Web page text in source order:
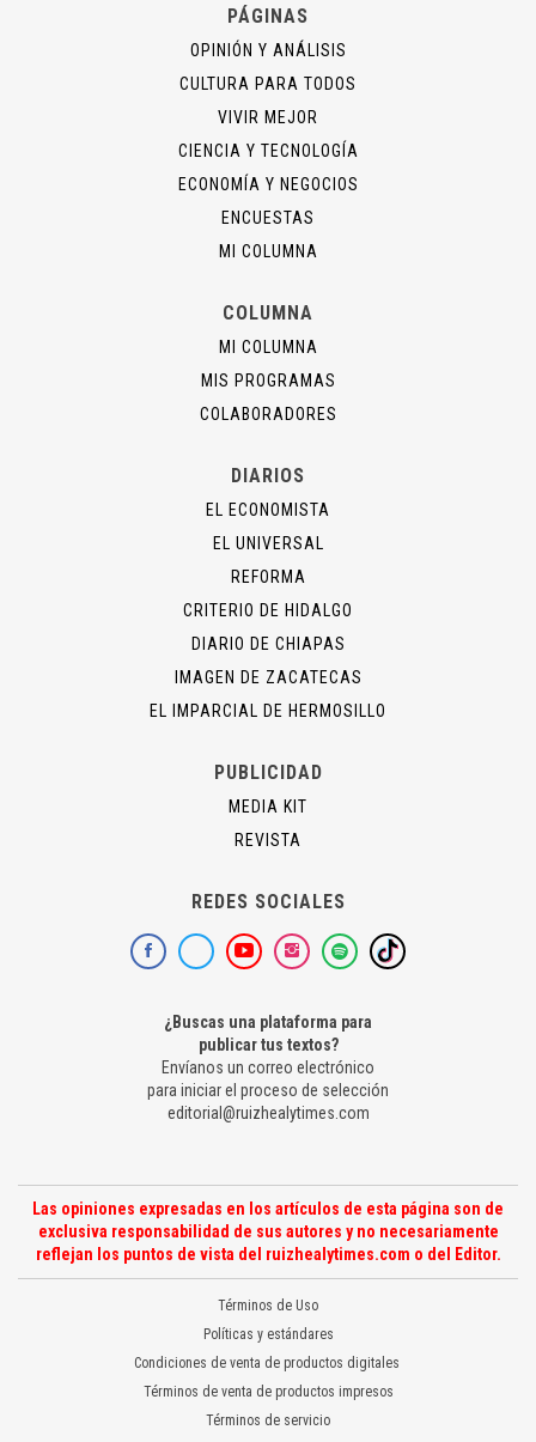
PÁGINAS
OPINIÓN Y ANÁLISIS
CULTURA PARA TODOS
VIVIR MEJOR
CIENCIA Y TECNOLOGÍA
ECONOMÍA Y NEGOCIOS
ENCUESTAS
MI COLUMNA
COLUMNA
MI COLUMNA
MIS PROGRAMAS
COLABORADORES
DIARIOS
EL ECONOMISTA
EL UNIVERSAL
REFORMA
CRITERIO DE HIDALGO
DIARIO DE CHIAPAS
IMAGEN DE ZACATECAS
EL IMPARCIAL DE HERMOSILLO
PUBLICIDAD
MEDIA KIT
REVISTA
REDES SOCIALES
¿Buscas una plataforma para
publicar tus textos?
Envíanos un correo electrónico
para iniciar el proceso de selección
editorial@ruizhealytimes.com
Las opiniones expresadas en los artículos de esta página son de
exclusiva responsabilidad de sus autores y no necesariamente
reflejan los puntos de vista del ruizhealytimes.com o del Editor.
Términos de Uso
Políticas y estándares
Condiciones de venta de productos digitales
Términos de venta de productos impresos
Términos de servicio